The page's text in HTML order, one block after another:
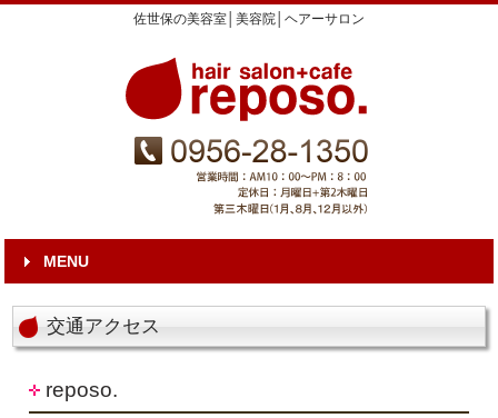
佐世保の美容室│美容院│ヘアーサロン
MENU
交通アクセス
reposo.